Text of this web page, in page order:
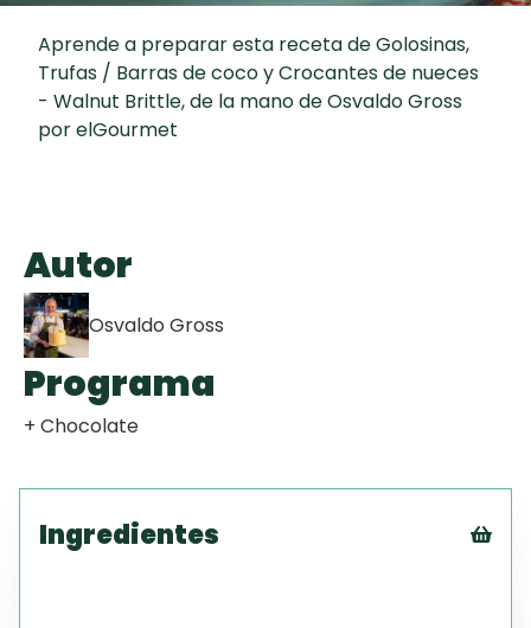
Galletas con
Chispas de
Chocolate
30 min
Todas las
recetas
Aprende a preparar esta receta de Golosinas,
Trufas / Barras de coco y Crocantes de nueces
- Walnut Brittle, de la mano de Osvaldo Gross
por elGourmet
Autor
Osvaldo Gross
Programa
+ Chocolate
Ingredientes